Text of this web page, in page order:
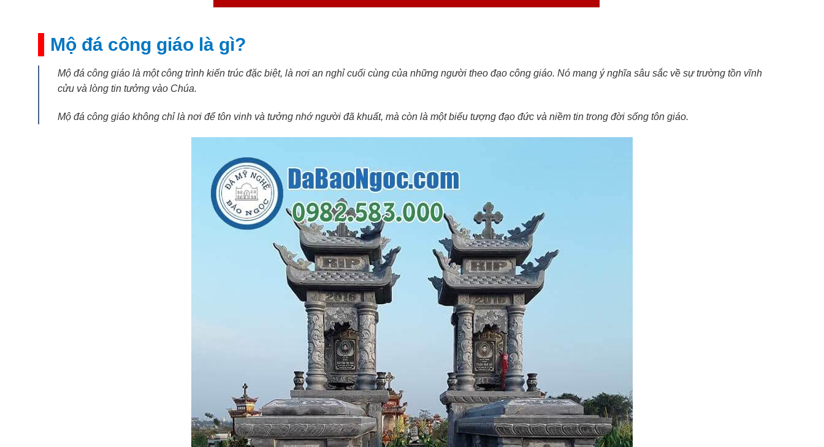
Mộ đá công giáo là gì?
Mộ đá công giáo là một công trình kiến trúc đặc biệt, là nơi an nghỉ cuối cùng của những người theo đạo công giáo. Nó mang ý nghĩa sâu sắc về sự trường tồn vĩnh
cửu và lòng tin tưởng vào Chúa.
Mộ đá công giáo không chỉ là nơi để tôn vinh và tưởng nhớ người đã khuất, mà còn là một biểu tượng đạo đức và niềm tin trong đời sống tôn giáo.